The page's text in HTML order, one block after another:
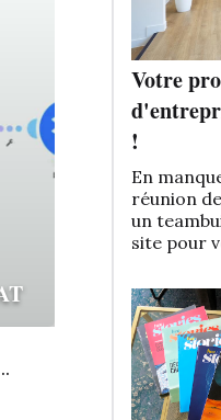
Votre
!
En
réunion
un
site pour